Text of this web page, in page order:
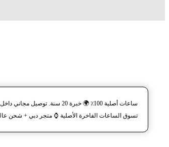
ساعات أصلية 100٪ 🌍 خبرة 20 سنة. توصيل مجاني داخل الإمارات.
تسوق الساعات الفاخرة الأصلية ⌚️ متجر دبي + شحن